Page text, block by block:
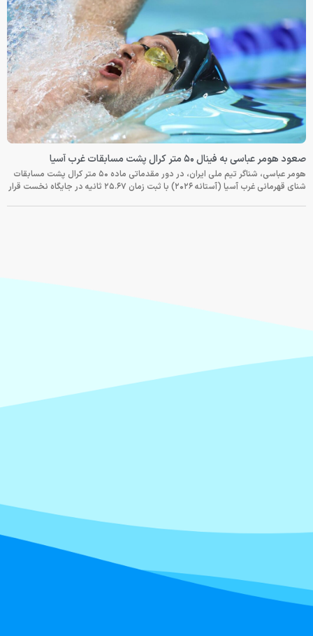
صعود هومر عباسی به فینال ۵۰ متر کرال پشت مسابقات غرب آسیا
هومر عباسی، شناگر تیم ملی ایران، در دور مقدماتی ماده ۵۰ متر کرال پشت مسابقات
شنای قهرمانی غرب آسیا (آستانه ۲۰۲۶) با ثبت زمان ۲۵.۶۷ ثانیه در جایگاه نخست قرار